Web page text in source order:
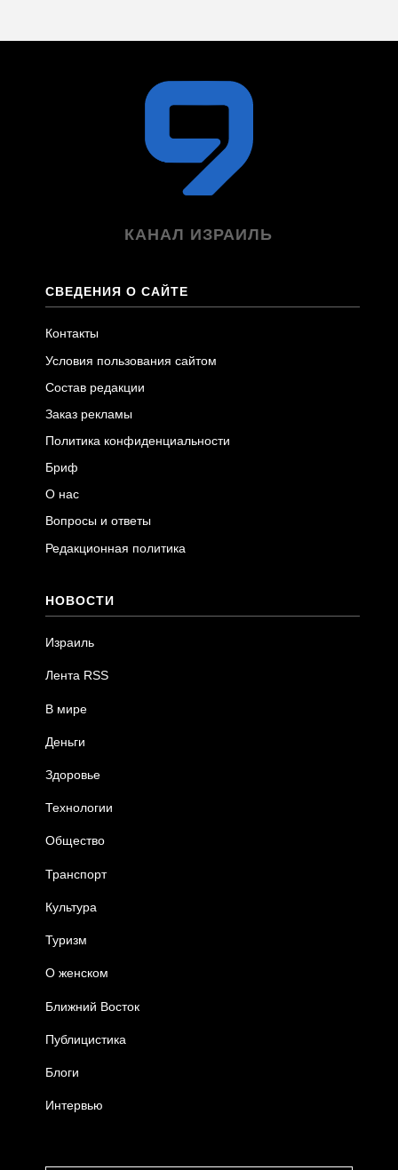
КАНАЛ ИЗРАИЛЬ
СВЕДЕНИЯ О САЙТЕ
Контакты
Условия пользования сайтом
Состав редакции
Заказ рекламы
Политика конфиденциальности
Бриф
О нас
Вопросы и ответы
Редакционная политика
НОВОСТИ
Израиль
Лента RSS
В мире
Деньги
Здоровье
Технологии
Общество
Транспорт
Культура
Туризм
О женском
Ближний Восток
Публицистика
Блоги
Интервью